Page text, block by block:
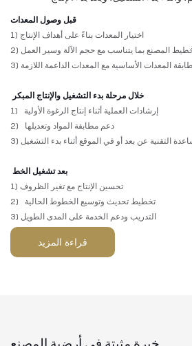
قبل وصول المعدات
1) اختيار المعدات بناءً على أهداف الإنتاج
2) المصنع بما يتناسب مع حجم الآلة وسير العمل
3) المعدات الأساسية مع المعدات الداعمة اللازمة
خلال مرحلة بدء التشغيل والإنتاج المبكر
1)
إرشادات العملية أثناء إنتاج الرغوة الأولية
2)
دعم مطابقة المواد وتعديلها
3) التقنية عن بعد أو في الموقع أثناء بدء التشغيل
بعد تشغيل الخط
1) تحسين الإنتاج مع تغير الظروف
2)
تخطيط تحديث وتوسيع الخطوط الحالية
3) التدريب ودعم الخدمة على المدى الطويل
قراءة المزيد